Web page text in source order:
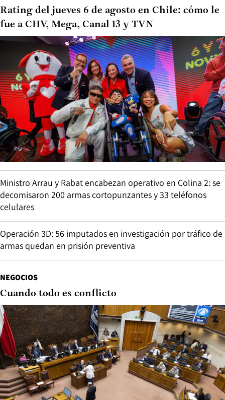
Rating del jueves 6 de agosto en Chile: cómo le
fue a CHV, Mega, Canal 13 y TVN
Ministro Arrau y Rabat encabezan operativo en Colina 2: se
decomisaron 200 armas cortopunzantes y 33 teléfonos
celulares
Operación 3D: 56 imputados en investigación por tráfico de
armas quedan en prisión preventiva
NEGOCIOS
Cuando todo es conflicto